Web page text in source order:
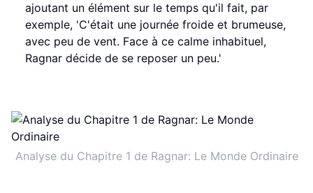
ajoutant un élément sur le temps qu'il fait, par
exemple, 'C'était une journée froide et brumeuse,
avec peu de vent. Face à ce calme inhabituel,
Ragnar décide de se reposer un peu.'
Analyse du Chapitre 1 de Ragnar: Le Monde Ordinaire